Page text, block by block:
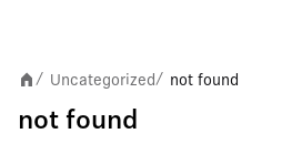
/ Uncategorized/ not found
not found